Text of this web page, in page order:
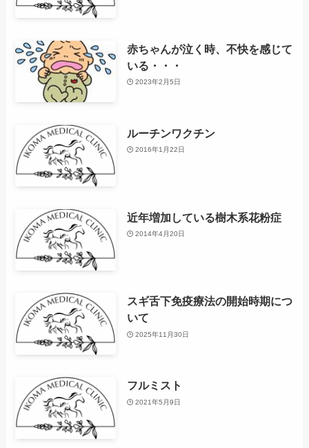
赤ちゃんが泣く時、不快を感じて
いる・・・
2023年2月5日
ルーチンワクチン
2016年1月22日
近年増加している樹木系花粉症
2014年4月20日
スギ舌下免疫療法の開始時期につ
いて
2025年11月30日
フルミスト
2021年5月9日